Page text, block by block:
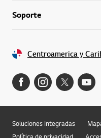
Soporte
Centroamerica y
Soluciones Integradas